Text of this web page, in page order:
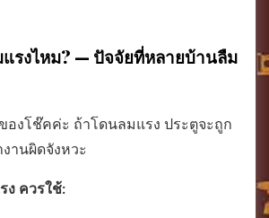
รงไหม? — ปัจจัยที่หลายบ้านลืม
องโช๊คค่ะ ถ้าโดนลมแรง ประตูจะถูก
านผิดจังหวะ
ง ควรใช้: